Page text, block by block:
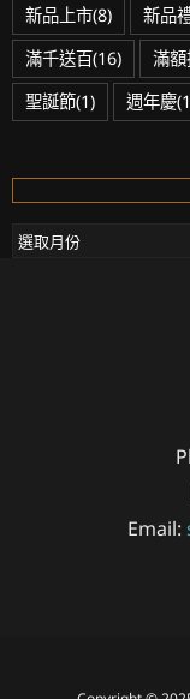
新品上市(8) 新品
滿千送百(16) 滿
聖誕節(1) 週年慶
彙
Email: